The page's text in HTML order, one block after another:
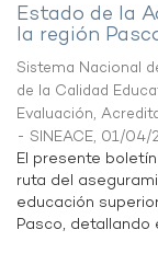
Estado de la
la región
Sistema Nacional
de la Calidad
Evaluación,
- SINEACE, 01/04/
El presente
ruta del
educación
Pasco, detallando